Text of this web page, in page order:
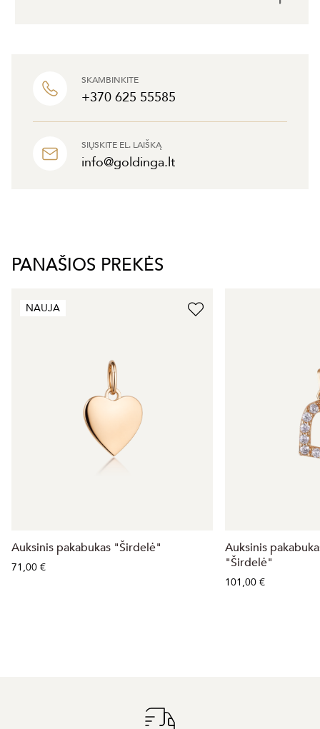
SKAMBINKITE
+370 625 55585
SIŲSKITE EL. LAIŠKĄ
info@goldinga.lt
PANAŠIOS PREKĖS
NAUJA
Auksinis pakabukas "Širdelė"
71,00 €
Auksinis
"Širdelė"
101,00 €